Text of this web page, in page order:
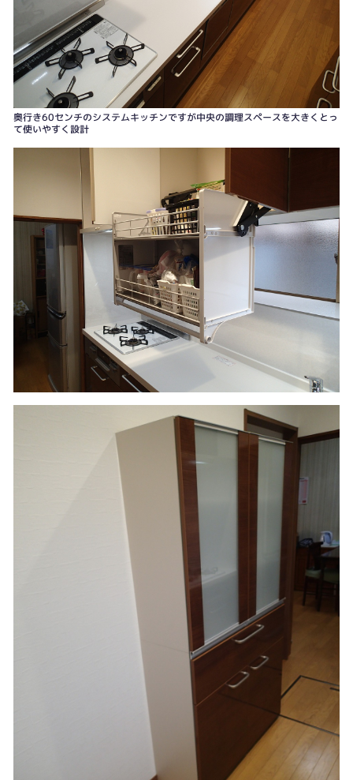
奥行き60センチのシステムキッチンですが中央の調理スペースを大きくとっ
て使いやすく設計
明るく機能的な空間に